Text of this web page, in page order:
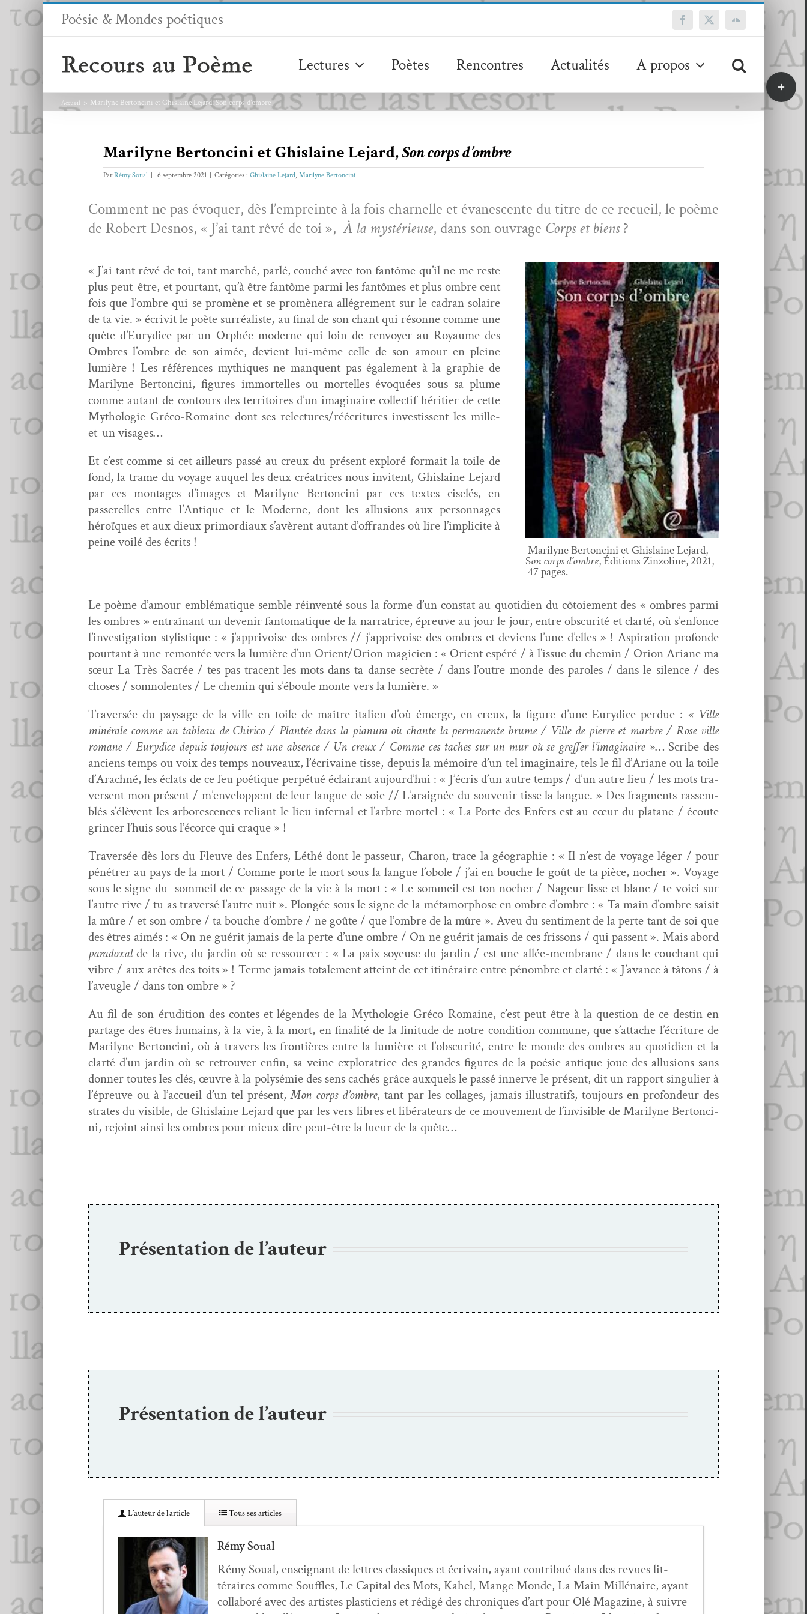
Passer
Poésie & Mondes poétiques Facebook
X SoundCloud
Lectures Poètes Rencontres Actualités A propos
Accueil Marilyne Bertoncini et Ghislaine Lejard, Son corps d’ombre
Marilyne Bertoncini et Ghislaine Lejard,Son corps d’ombre
ParRémy Soual 6 septembre 2021 Catégories : Ghislaine Lejard, Marilyne Bertoncini
Com­ment ne pas évo­quer, dès l’empreinte à la fois char­nelle et évanes­cente du titre de ce recueil, le poème
de Robert Desnos, « J’ai tant rêvé de toi »,À la mys­térieuse, dans son ouvrage Corps et biens?
« J’ai tant rêvé de toi, tant marché, par­lé, couché avec ton fan­tôme qu’il ne me reste
plus peut-être, et pour­tant, qu’à être fan­tôme par­mi les fan­tômes et plus ombre cent
fois que l’ombre qui se promène et se promèn­era allé­gre­ment sur le cad­ran solaire
de ta vie. » écriv­it le poète sur­réal­iste, au final de son chant qui résonne comme une
quête d’Eurydice par un Orphée mod­erne qui loin de ren­voy­er au Roy­aume des
Ombres l’ombre de son aimée, devient lui-même celle de son amour en pleine
lumière ! Les références mythiques ne man­quent pas égale­ment à la gra­phie de
Mar­i­lyne Bertonci­ni, fig­ures immortelles ou mortelles évo­quées sous sa plume
comme autant de con­tours des ter­ri­toires d’un imag­i­naire col­lec­tif héri­ti­er de cette
Mytholo­gie Gré­co-Romaine dont ses relectures/réécritures investis­sent les mille-
et-un visages…
Et c’est comme si cet ailleurs passé au creux du présent exploré for­mait la toile de
fond, la trame du voy­age auquel les deux créa­tri­ces nous invi­tent, Ghis­laine Lejard
par ces mon­tages d’images et Mar­i­lyne Bertonci­ni par ces textes ciselés, en
passerelles entre l’Antique et le Mod­erne, dont les allu­sions aux per­son­nages
héroïques et aux dieux pri­mor­diaux s’avèrent autant d’offrandes où lire l’implicite à
peine voilé des écrits !
Mar­i­lyne Bertonci­ni et Ghis­laine Lejard,
Son corps d’om­bre, Édi­tions Zin­zo­line, 2021,
47 pages.
Le poème d’amour emblé­ma­tique sem­ble réin­ven­té sous la forme d’un con­stat au quo­ti­di­en du côtoiement des « ombres par­mi
les ombres » entraî­nant un devenir fan­toma­tique de la nar­ra­trice, épreuve au jour le jour, entre obscu­rité et clarté, où s’enfonce
l’investigation styl­is­tique : « j’apprivoise des ombres // j’apprivoise des ombres et deviens l’une d’elles » ! Aspi­ra­tion pro­fonde
pour­tant à une remon­tée vers la lumière d’un Orient/Orion magi­cien : « Ori­ent espéré / à l’issue du chemin / Ori­on Ari­ane ma
sœur La Très Sacrée / tes pas tra­cent les mots dans ta danse secrète / dans l’outre-monde des paroles / dans le silence / des
choses / som­no­lentes / Le chemin qui s’éboule monte vers la lumière. »
Tra­ver­sée du paysage de la ville en toile de maître ital­ien d’où émerge, en creux, la fig­ure d’une Eury­dice per­due : « Ville
minérale comme un tableau de Chiri­co / Plan­tée dans la pia­nu­ra où chante la per­ma­nente brume / Ville de pierre et mar­bre / Rose ville
romane / Eury­dice depuis tou­jours est une absence / Un creux / Comme ces tach­es sur un mur où se gref­fer l’imaginaire »… Scribe des
anciens temps ou voix des temps nou­veaux, l’écrivaine tisse, depuis la mémoire d’un tel imag­i­naire, tels le fil d’Ariane ou la toile
d’Arachné, les éclats de ce feu poé­tique per­pé­tué éclairant aujourd’hui : « J’écris d’un autre temps / d’un autre lieu / les mots tra­
versent mon présent / m’enveloppent de leur langue de soie // L’araignée du sou­venir tisse la langue. » Des frag­ments rassem­
blés s’élèvent les arbores­cences reliant le lieu infer­nal et l’arbre mor­tel : « La Porte des Enfers est au cœur du pla­tane / écoute
grin­cer l’huis sous l’écorce qui craque » !
Tra­ver­sée dès lors du Fleuve des Enfers, Léthé dont le passeur, Charon, trace la géo­gra­phie : « Il n’est de voy­age léger / pour
pénétr­er au pays de la mort / Comme porte le mort sous la langue l’obole / j’ai en bouche le goût de ta pièce, nocher ». Voy­age
sous le signe du som­meil de ce pas­sage de la vie à la mort : « Le som­meil est ton nocher / Nageur lisse et blanc / te voici sur
l’autre rive / tu as tra­ver­sé l’autre nuit ». Plongée sous le signe de la méta­mor­phose en ombre d’ombre : « Ta main d’ombre saisit
la mûre / et son ombre / ta bouche d’ombre / ne goûte / que l’ombre de la mûre ». Aveu du sen­ti­ment de la perte tant de soi que
des êtres aimés : « On ne guérit jamais de la perte d’une ombre / On ne guérit jamais de ces fris­sons / qui passent ». Mais abord
para­dox­alde la rive, du jardin où se ressourcer : « La paix soyeuse du jardin / est une allée-mem­brane / dans le couchant qui
vibre / aux arêtes des toits » ! Terme jamais totale­ment atteint de cet itinéraire entre pénom­bre et clarté : « J’avance à tâtons / à
l’aveugle / dans ton ombre » ?
Au fil de son éru­di­tion des con­tes et légen­des de la Mytholo­gie Gré­co-Romaine, c’est peut-être à la ques­tion de ce des­tin en
partage des êtres humains, à la vie, à la mort, en final­ité de la fini­tude de notre con­di­tion com­mune, que s’attache l’écriture de
Mar­i­lyne Bertonci­ni, où à tra­vers les fron­tières entre la lumière et l’obscurité, entre le monde des ombres au quo­ti­di­en et la
clarté d’un jardin où se retrou­ver enfin, sa veine explo­ratrice des grandes fig­ures de la poésie antique joue des allu­sions sans
don­ner toutes les clés, œuvre à la poly­sémie des sens cachés grâce aux­quels le passé innerve le présent, dit un rap­port sin­guli­er à
l’épreuve ou à l’accueil d’un tel présent,Mon corps d’ombre, tant par les col­lages, jamais illus­trat­ifs, tou­jours en pro­fondeur des
strates du vis­i­ble, de Ghis­laine Lejard que par les vers libres et libéra­teurs de ce mou­ve­ment de l’invisible de Mar­i­lyne Bertonci­
ni, rejoint ain­si les ombres pour mieux dire peut-être la lueur de la quête…
Présentation de l’auteur
Présentation de l’auteur
L’au­teur de l’article Tous ses articles
Rémy Soual
Rémy Soual, enseignant de let­tres clas­siques et écrivain, ayant con­tribué dans des revues lit­
téraires comme Souf­fles, Le Cap­i­tal des Mots, Kahel, Mange Monde, La Main Mil­lé­naire, ayant
col­laboré avec des artistes plas­ti­ciens et rédigé des chroniques d’art pour Olé Mag­a­zine, à suiv­re
Bascule
de
la
barre